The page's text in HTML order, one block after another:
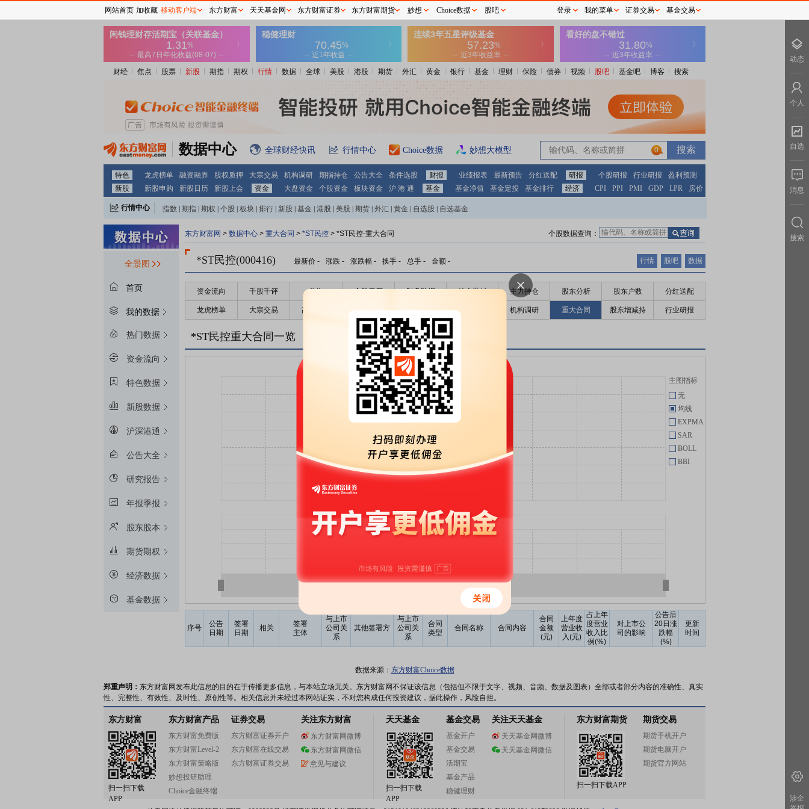
财经 焦点 股票 新股 期指 期权 行情 数据 全球 美股 港股 期货 外汇 黄金 银行 基金 理财 保险 债券 视频 股吧 基金吧 博客 搜索
数据中心 全球财经快讯 行情中心 Choice数据 妙想大模型 0
特色 龙虎榜单 融资融券 股权质押 大宗交易 机构调研 期指持仓 公告大全 条件选股 财报 业绩报表 最新预告 分红送配 研报 个股研报 行业研报
盈利预测
新股
新股申购 新股日历 新股上会 资金 大盘资金 个股资金 板块资金 沪 港 通 基金 基金净值 基金定投 基金排行 经济 CPI PPI PMI GDP LPR 房价
行情中心 指数 期指 期权 个股 板块 排行 新股 基金 港股 美股 期货 外汇 黄金 自选股 自选基金
全景图
首页
我的数据
热门数据
资金流向
特色数据
新股数据
沪深港通
公告大全
研究报告
年报季报
股东股本
期货期权
经济数据
基金数据
东方财富网 > 数据中心 > 重大合同 > *ST民控 > *ST民控-重大合同 个股数据查询：
*ST民控(000416) 最新价 - 涨跌 - 涨跌幅 - 换手 - 总手 - 金额 - 行情 股吧 数据
资金流向 千股千评 公告 个股日历 财务数据 核心题材 主力持仓 股东分析 股东户数 分红送配
龙虎榜单 大宗交易 高管持股 股东大会 个股研报 股本结构 机构调研 重大合同 股东增减持 行业研报
*ST民控重大合同一览
主图指标
无
均线
EXPMA
SAR
BOLL
BBI
序号
公告
日期
签署
日期
相关
签署
主体
与上市
公司关
系
其他签署方
与上市
公司关
系
合同
类型
合同名称 合同内容
合同
金额
(元)
上年度
营业收
入(元)
占上年
度营业
收入比
例(%)
对上市公
司的影响
公告后
20日涨
跌幅
(%)
更新
时间
数据来源： 东方财富Choice数据
郑重声明： 东方财富网发布此信息的目的在于传播更多信息，与本站立场无关。东方财富网不保证该信息（包括但不限于文字、视频、音频、数据及图表）全部或者部分内容的准确性、真实
性、完整性、有效性、及时性、原创性等。相关信息并未经过本网站证实，不对您构成任何投资建议，据此操作，风险自担。
东方财富
扫一扫下载
APP
东方财富产品
东方财富免费版
东方财富Level-2
东方财富策略版
妙想投研助理
Choice金融终端
证券交易
东方财富证券开户
东方财富在线交易
东方财富证券交易
关注东方财富
东方财富网微博
东方财富网微信
意见与建议
天天基金
扫一扫下载
APP
基金交易
基金开户
基金交易
活期宝
基金产品
稳健理财
关注天天基金
天天基金网微博
天天基金网微信
东方财富期货
扫一扫下载APP
期货交易
期货手机开户
期货电脑开户
期货官方网站
网站首页 加收藏 移动客户端 东方财富 天天基金网 东方财富证券 东方财富期货 妙想 Choice数据 股吧 登录 我的菜单 证券交易 基金交易
动态
个人
自选
消息
搜索
涉企